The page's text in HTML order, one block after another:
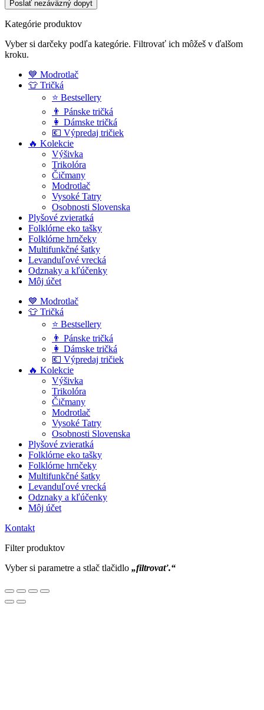
Poslať nezáväzný dopyt
Kategórie produktov
Vyber si darčeky podľa kategórie. Filtrovať ich môžeš v ďalšom
kroku.
💙 Modrotlač
👕 Tričká
⭐ Bestsellery
👨 Pánske tričká
👩 Dámske tričká
💶 Výpredaj tričiek
🔥 Kolekcie
Výšivka
Trikolóra
Čičmany
Modrotlač
Vysoké Tatry
Osobnosti Slovenska
Plyšové zvieratká
Folklórne eko tašky
Folklórne hrnčeky
Multifunkčné šatky
Levanduľové vrecká
Odznaky a kľúčenky
Môj účet
💙 Modrotlač
👕 Tričká
⭐ Bestsellery
👨 Pánske tričká
👩 Dámske tričká
💶 Výpredaj tričiek
🔥 Kolekcie
Výšivka
Trikolóra
Čičmany
Modrotlač
Vysoké Tatry
Osobnosti Slovenska
Plyšové zvieratká
Folklórne eko tašky
Folklórne hrnčeky
Multifunkčné šatky
Levanduľové vrecká
Odznaky a kľúčenky
Môj účet
Kontakt
Filter produktov
Vyber si parametre a stlač tlačidlo „filtrovať.“